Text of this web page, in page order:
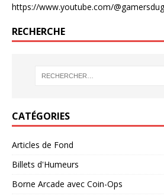
https://www.youtube.com/
RECHERCHE
CATÉGORIES
Articles de Fond
Billets d'Humeurs
Borne Arcade avec Coin-Ops